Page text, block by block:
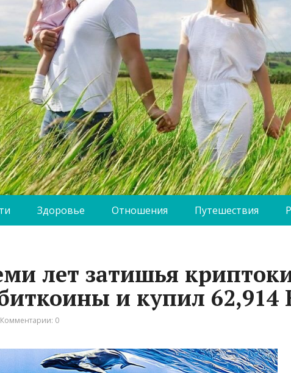
Здоровье Отношения Путешествия
лет затишья
и купил 62,914
Комментарии: 0